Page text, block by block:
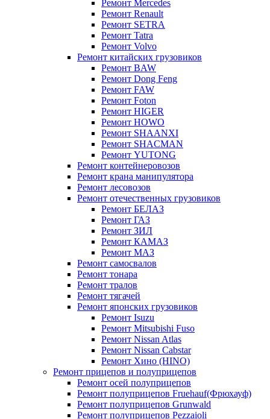
Ремонт Mercedes
Ремонт Renault
Ремонт SETRA
Ремонт Tatra
Ремонт Volvo
Ремонт китайских грузовиков
Ремонт BAW
Ремонт Dong Feng
Ремонт FAW
Ремонт Foton
Ремонт HIGER
Ремонт HOWO
Ремонт SHAANXI
Ремонт SHACMAN
Ремонт YUTONG
Ремонт контейнеровозов
Ремонт крана манипулятора
Ремонт лесовозов
Ремонт отечественных грузовиков
Ремонт БЕЛАЗ
Ремонт ГАЗ
Ремонт ЗИЛ
Ремонт КАМАЗ
Ремонт МАЗ
Ремонт самосвалов
Ремонт тонара
Ремонт тралов
Ремонт тягачей
Ремонт японских грузовиков
Ремонт Isuzu
Ремонт Mitsubishi Fuso
Ремонт Nissan Atlas
Ремонт Nissan Cabstar
Ремонт Хино (HINO)
Ремонт прицепов и полуприцепов
Ремонт осей полуприцепов
Ремонт полуприцепов Fruehauf(Фрюхауф)
Ремонт полуприцепов Grunwald
Ремонт полуприцепов Pezzaioli